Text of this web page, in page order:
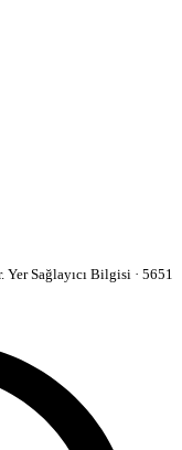
Yer Sağlayıcı Bilgisi · 5651